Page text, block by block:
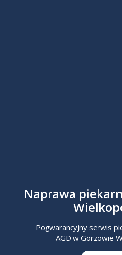
Naprawa
Pogwarancyjny serwis
AGD w Gorzowie